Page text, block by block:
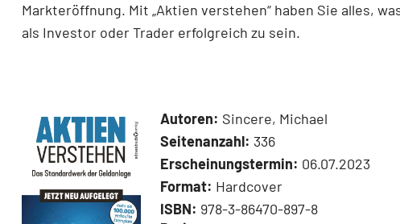
Markteröffnung. Mit „Aktien verstehen“ haben Sie alles,
als Investor oder Trader erfolgreich zu sein.
Autoren: Sincere, Michael
Seitenanzahl: 336
Erscheinungstermin: 06.07.2023
Format: Hardcover
ISBN: 978-3-86470-897-8